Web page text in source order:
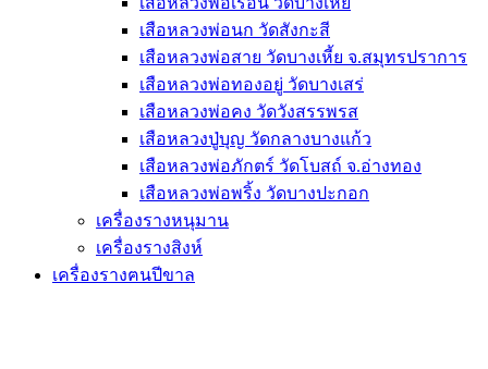
เสือหลวงพ่อนก วัดสังกะสี
เสือหลวงพ่อสาย วัดบางเหี้ย จ.สมุทรปราการ
เสือหลวงพ่อทองอยู่ วัดบางเสร่
เสือหลวงพ่อคง วัดวังสรรพรส
เสือหลวงปู่บุญ วัดกลางบางแก้ว
เสือหลวงพ่อภักตร์ วัดโบสถ์ จ.อ่างทอง
เสือหลวงพ่อพริ้ง วัดบางปะกอก
เครื่องรางหนุมาน
เครื่องรางสิงห์
เครื่องรางฅนปีขาล